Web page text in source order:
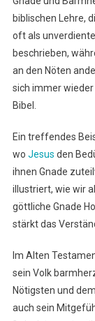
biblischen Lehre,
oft als
beschrieben,
an den Nöten
sich immer
Bibel.
Ein treffendes
wo Jesus den
ihnen Gnade
illustriert, wie wir
göttliche Gnade
stärkt das
Im Alten
sein Volk
Nötigsten und
auch sein